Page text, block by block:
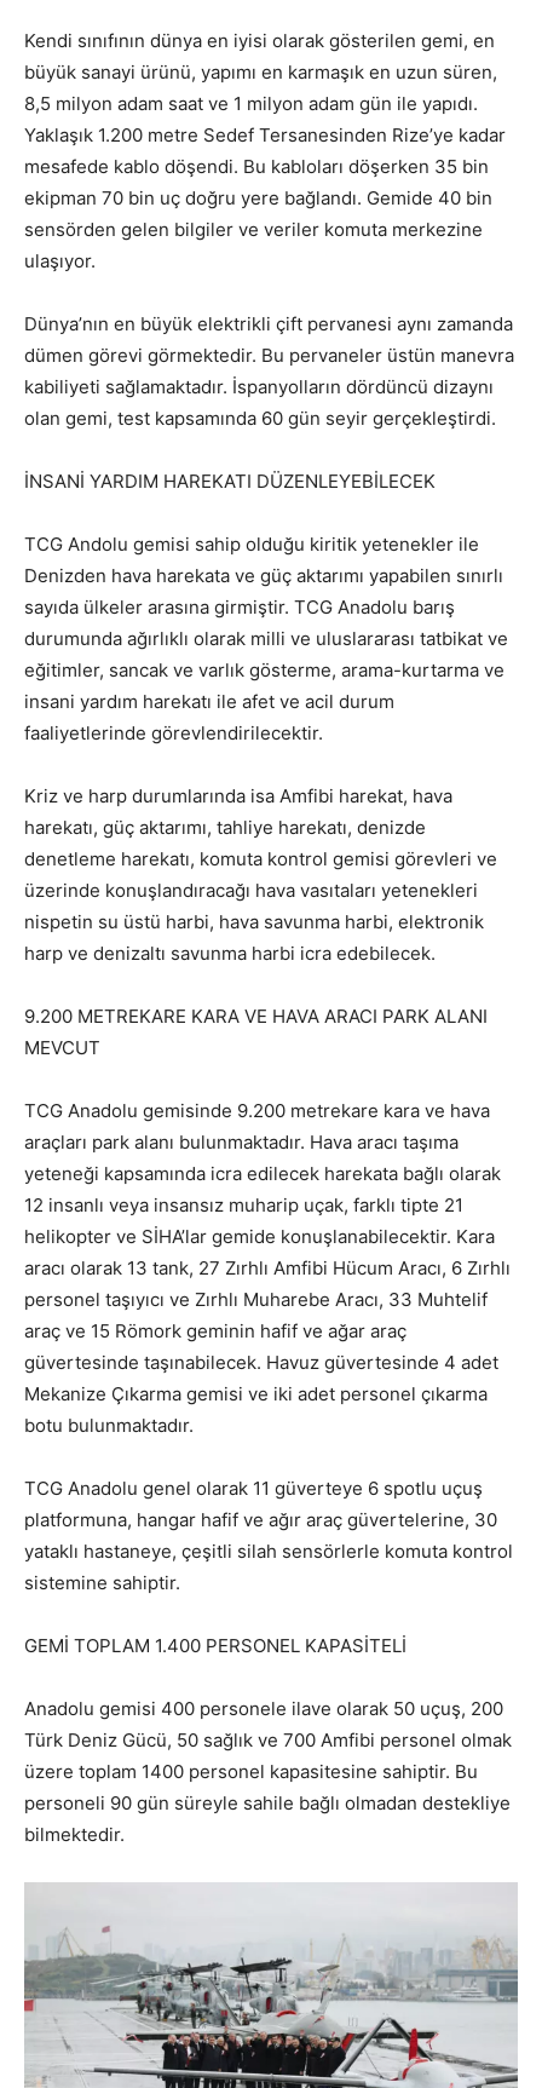
Kendi sınıfının dünya en iyisi olarak gösterilen gemi, en
büyük sanayi ürünü, yapımı en karmaşık en uzun süren,
8,5 milyon adam saat ve 1 milyon adam gün ile yapıdı.
Yaklaşık 1.200 metre Sedef Tersanesinden Rize’ye kadar
mesafede kablo döşendi. Bu kabloları döşerken 35 bin
ekipman 70 bin uç doğru yere bağlandı. Gemide 40 bin
sensörden gelen bilgiler ve veriler komuta merkezine
ulaşıyor.
Dünya’nın en büyük elektrikli çift pervanesi aynı zamanda
dümen görevi görmektedir. Bu pervaneler üstün manevra
kabiliyeti sağlamaktadır. İspanyolların dördüncü dizaynı
olan gemi, test kapsamında 60 gün seyir gerçekleştirdi.
İNSANİ YARDIM HAREKATI DÜZENLEYEBİLECEK
TCG Andolu gemisi sahip olduğu kiritik yetenekler ile
Denizden hava harekata ve güç aktarımı yapabilen sınırlı
sayıda ülkeler arasına girmiştir. TCG Anadolu barış
durumunda ağırlıklı olarak milli ve uluslararası tatbikat ve
eğitimler, sancak ve varlık gösterme, arama-kurtarma ve
insani yardım harekatı ile afet ve acil durum
faaliyetlerinde görevlendirilecektir.
Kriz ve harp durumlarında isa Amfibi harekat, hava
harekatı, güç aktarımı, tahliye harekatı, denizde
denetleme harekatı, komuta kontrol gemisi görevleri ve
üzerinde konuşlandıracağı hava vasıtaları yetenekleri
nispetin su üstü harbi, hava savunma harbi, elektronik
harp ve denizaltı savunma harbi icra edebilecek.
9.200 METREKARE KARA VE HAVA ARACI PARK ALANI
MEVCUT
TCG Anadolu gemisinde 9.200 metrekare kara ve hava
araçları park alanı bulunmaktadır. Hava aracı taşıma
yeteneği kapsamında icra edilecek harekata bağlı olarak
12 insanlı veya insansız muharip uçak, farklı tipte 21
helikopter ve SİHA’lar gemide konuşlanabilecektir. Kara
aracı olarak 13 tank, 27 Zırhlı Amfibi Hücum Aracı, 6 Zırhlı
personel taşıyıcı ve Zırhlı Muharebe Aracı, 33 Muhtelif
araç ve 15 Römork geminin hafif ve ağar araç
güvertesinde taşınabilecek. Havuz güvertesinde 4 adet
Mekanize Çıkarma gemisi ve iki adet personel çıkarma
botu bulunmaktadır.
TCG Anadolu genel olarak 11 güverteye 6 spotlu uçuş
platformuna, hangar hafif ve ağır araç güvertelerine, 30
yataklı hastaneye, çeşitli silah sensörlerle komuta kontrol
sistemine sahiptir.
GEMİ TOPLAM 1.400 PERSONEL KAPASİTELİ
Anadolu gemisi 400 personele ilave olarak 50 uçuş, 200
Türk Deniz Gücü, 50 sağlık ve 700 Amfibi personel olmak
üzere toplam 1400 personel kapasitesine sahiptir. Bu
personeli 90 gün süreyle sahile bağlı olmadan destekliye
bilmektedir.